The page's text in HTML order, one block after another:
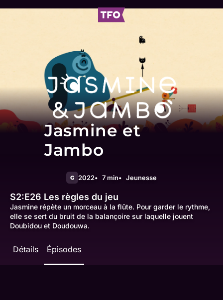
Jasmine et
Jambo
G 2022 7 min Jeunesse
S2:E26 Les règles du jeu
Jasmine répète un morceau à la flûte. Pour garder le rythme,
elle se sert du bruit de la balançoire sur laquelle jouent
Doubidou et Doudouwa.
Détails Épisodes